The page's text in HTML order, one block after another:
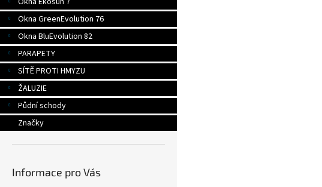
Okna GreenEvolution 76
Okna BluEvolution 82
PARAPETY
SÍTĚ PROTI HMYZU
ŽALUZIE
Půdní schody
Značky
Informace pro Vás